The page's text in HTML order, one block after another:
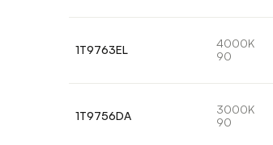
1T9763EL
4000K
90
1T9756DA
3000K
90